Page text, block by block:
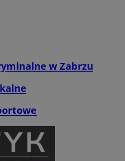
w Zabrzu